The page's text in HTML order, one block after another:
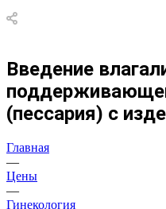
Введение
(пессария) с
Главная
—
Цены
—
Гинекология